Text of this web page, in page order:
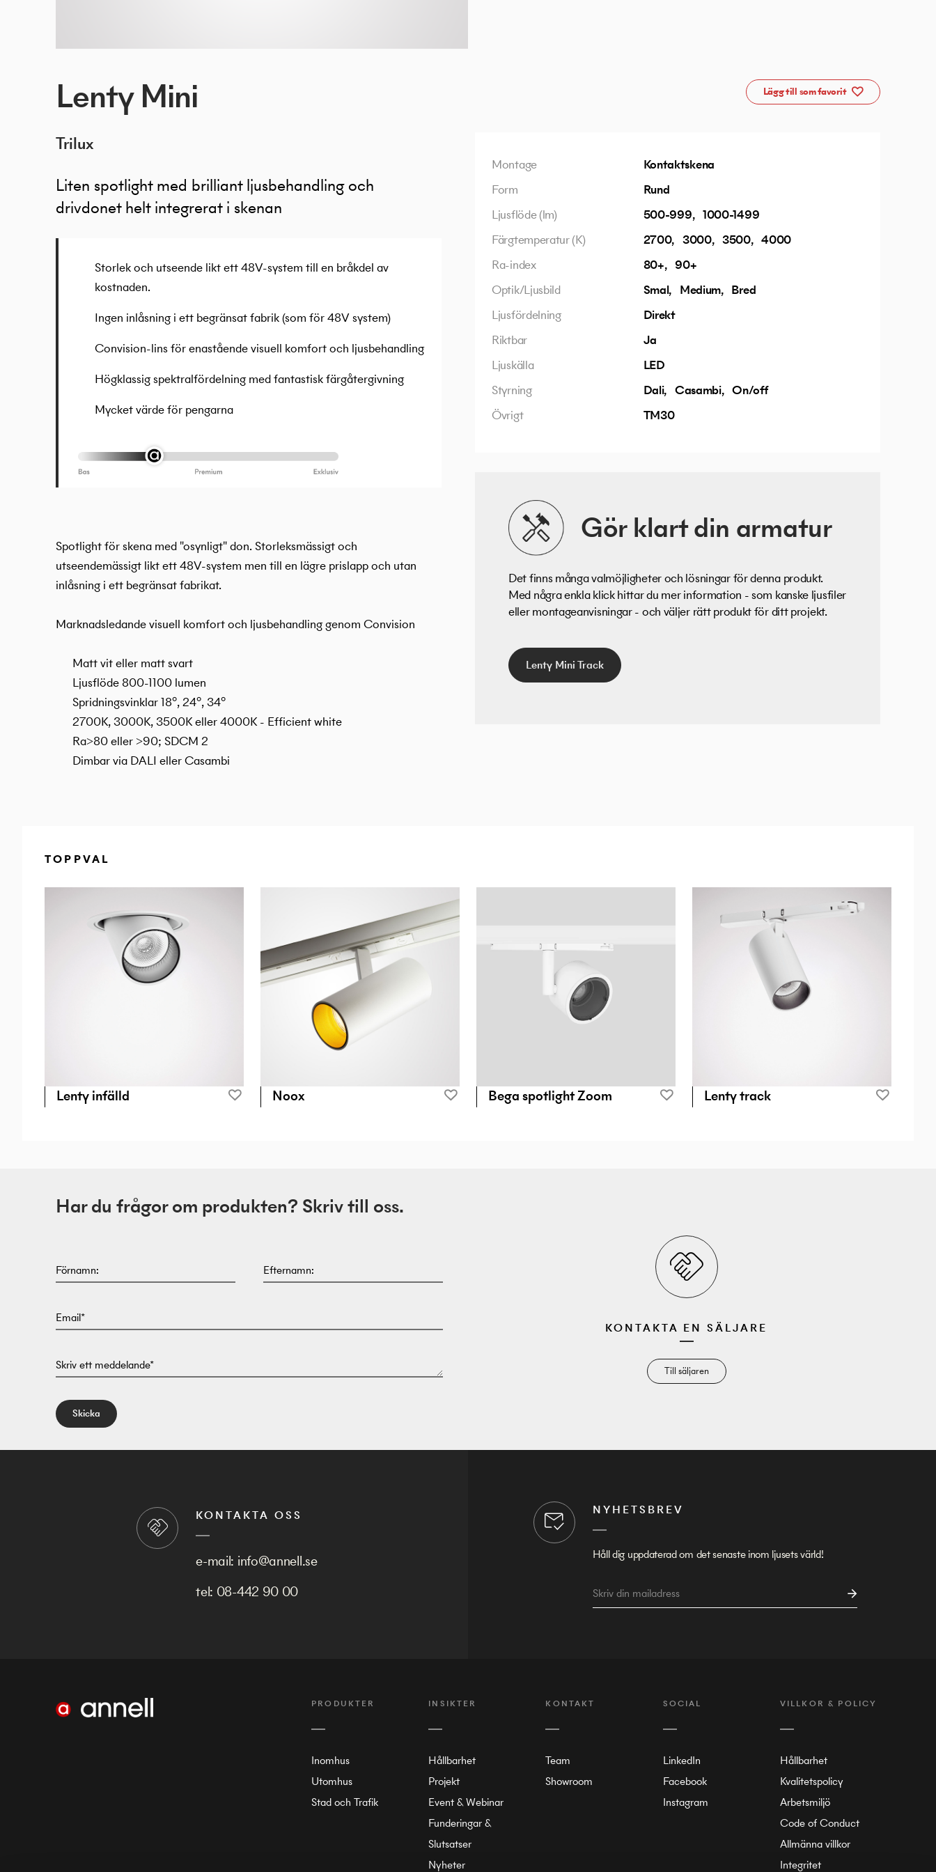
Lenty Mini
Trilux
Liten spotlight med brilliant ljusbehandling och
drivdonet helt integrerat i skenan
Storlek och utseende likt ett 48V-system till en bråkdel av
kostnaden.
Ingen inlåsning i ett begränsat fabrik (som för 48V system)
Convision-lins för enastående visuell komfort och ljusbehandling
Högklassig spektralfördelning med fantastisk färgåtergivning
Mycket värde för pengarna
Spotlight för skena med "osynligt" don. Storleksmässigt och
utseendemässigt likt ett 48V-system men till en lägre prislapp och utan
inlåsning i ett begränsat fabrikat.
Marknadsledande visuell komfort och ljusbehandling genom Convision
Matt vit eller matt svart
Ljusflöde 800-1100 lumen
Spridningsvinklar 18°, 24°, 34°
2700K, 3000K, 3500K eller 4000K - Efficient white
Ra>80 eller >90; SDCM 2
Dimbar via DALI eller Casambi
Lägg till som favorit
Montage
Kontaktskena
Form
Rund
Ljusflöde (lm)
500-999
1000-1499
Färgtemperatur (K)
2700 3000 3500
4000
Ra-index
80+
90+
Optik/Ljusbild
Smal Medium
Bred
Ljusfördelning
Direkt
Riktbar
Ja
Ljuskälla
LED
Styrning
Dali Casambi
On/off
Övrigt
TM30
Gör klart din armatur
Det finns många valmöjligheter och lösningar för denna produkt.
Med några enkla klick hittar du mer information - som kanske ljusfiler
eller montageanvisningar - och väljer rätt produkt för ditt projekt.
Lenty Mini Track
TOPPVAL
Lenty infälld Noox Bega spotlight Zoom Lenty track
Har du frågor om produkten? Skriv till oss.
Förnamn: Efternamn:
Email*
Skriv ett meddelande*
Skicka
KONTAKTA EN SÄLJARE
Till säljaren
KONTAKTA OSS
e-mail: info@annell.se
tel: 08-442 90 00
NYHETSBREV
Håll dig uppdaterad om det senaste inom ljusets värld!
PRODUKTER
Inomhus
Utomhus
Stad och Trafik
INSIKTER
Hållbarhet
Projekt
Event & Webinar
Funderingar &
Slutsatser
Nyheter
KONTAKT
Team
Showroom
SOCIAL
LinkedIn
Facebook
Instagram
VILLKOR & POLICY
Hållbarhet
Kvalitetspolicy
Arbetsmiljö
Code of Conduct
Allmänna villkor
Integritet